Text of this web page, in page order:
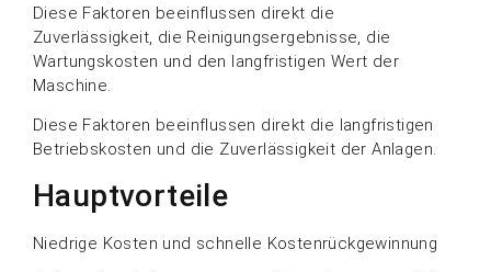
Diese Faktoren beeinflussen direkt die
Zuverlässigkeit, die Reinigungsergebnisse, die
Wartungskosten und den langfristigen Wert der
Maschine.
Diese Faktoren beeinflussen direkt die langfristigen
Betriebskosten und die Zuverlässigkeit der Anlagen.
Hauptvorteile
Niedrige Kosten und schnelle Kostenrückgewinnung